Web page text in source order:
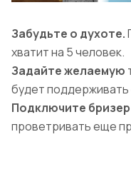
Забудьте о духоте.
хватит на 5 человек.
Задайте желаемую
будет поддерживать
Подключите
проветривать еще